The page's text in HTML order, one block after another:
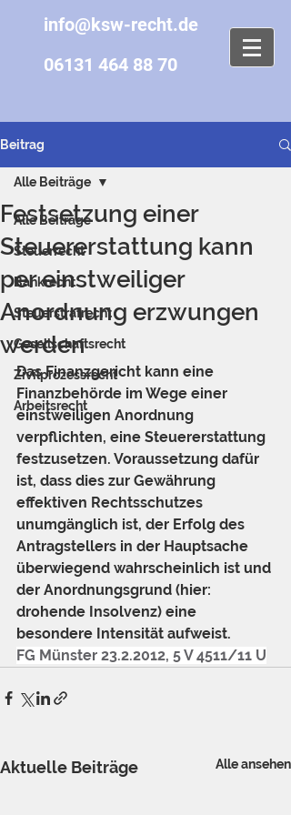
info@ksw-recht.de
06131 464 88 70
Beitrag
Alle Beiträge
Steuerrecht
Bankrecht
Steuerstrafrecht
Gesellschaftsrecht
Zivilprozessrecht
Arbeitsrecht
Alle Beiträge
Festsetzung einer
Steuererstattung kann
per einstweiliger
Anordnung erzwungen
werden
Das Finanzgericht kann eine
Finanzbehörde im Wege einer
einstweiligen Anordnung
verpflichten, eine Steuererstattung
festzusetzen. Voraussetzung dafür
ist, dass dies zur Gewährung
effektiven Rechtsschutzes
unumgänglich ist, der Erfolg des
Antragstellers in der Hauptsache
überwiegend wahrscheinlich ist und
der Anordnungsgrund (hier:
drohende Insolvenz) eine
besondere Intensität aufweist.
FG Münster 23.2.2012, 5 V 4511/11 U
Aktuelle Beiträge Alle ansehen